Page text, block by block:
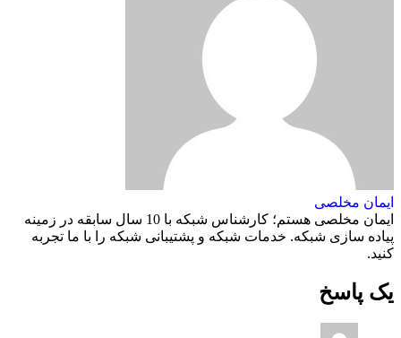
ایمان مخلصی
ایمان مخلصی هستم؛ کارشناس شبکه با 10 سال سابقه در زمینه
پیاده سازی شبکه. خدمات شبکه و پشتیبانی شبکه را با ما تجربه
کنید.
یک پاسخ